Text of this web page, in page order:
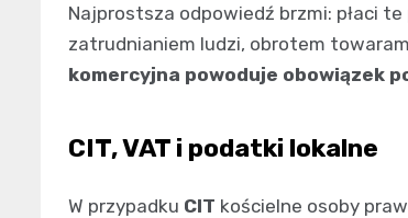
Najprostsza odpowiedź brzmi: płaci
zatrudnianiem ludzi, obrotem
komercyjna powoduje obowiązek
CIT, VAT i podatki lokalne
W przypadku CIT kościelne osoby